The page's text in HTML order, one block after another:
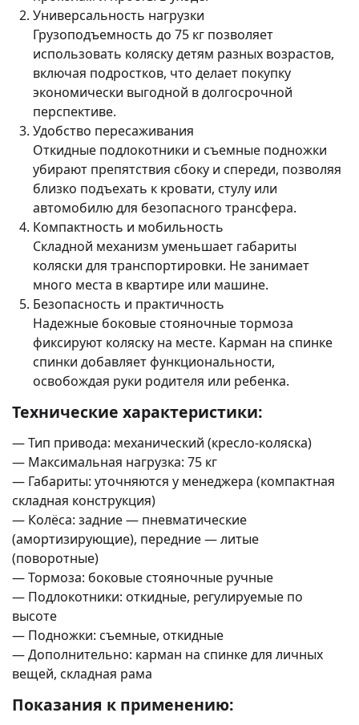
Универсальность нагрузки
Грузоподъемность до 75 кг позволяет
использовать коляску детям разных возрастов,
включая подростков, что делает покупку
экономически выгодной в долгосрочной
перспективе.
Удобство пересаживания
Откидные подлокотники и съемные подножки
убирают препятствия сбоку и спереди, позволяя
близко подъехать к кровати, стулу или
автомобилю для безопасного трансфера.
Компактность и мобильность
Складной механизм уменьшает габариты
коляски для транспортировки. Не занимает
много места в квартире или машине.
Безопасность и практичность
Надежные боковые стояночные тормоза
фиксируют коляску на месте. Карман на спинке
спинки добавляет функциональности,
освобождая руки родителя или ребенка.
Технические характеристики:
— Тип привода: механический (кресло-коляска)
— Максимальная нагрузка: 75 кг
— Габариты: уточняются у менеджера (компактная
складная конструкция)
— Колёса: задние — пневматические
(амортизирующие), передние — литые
(поворотные)
— Тормоза: боковые стояночные ручные
— Подлокотники: откидные, регулируемые по
высоте
— Подножки: съемные, откидные
— Дополнительно: карман на спинке для личных
вещей, складная рама
Показания к применению: